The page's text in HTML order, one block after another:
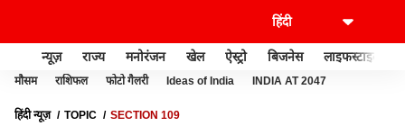
न्यूज़ राज्य मनोरंजन खेल ऐस्ट्रो बिजनेस लाइफस्टाइल
मौसम राशिफल फोटो गैलरी Ideas of India INDIA AT 2047
हिंदी न्यूज़ TOPIC SECTION 109